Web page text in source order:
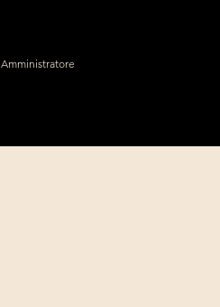
Amministratore